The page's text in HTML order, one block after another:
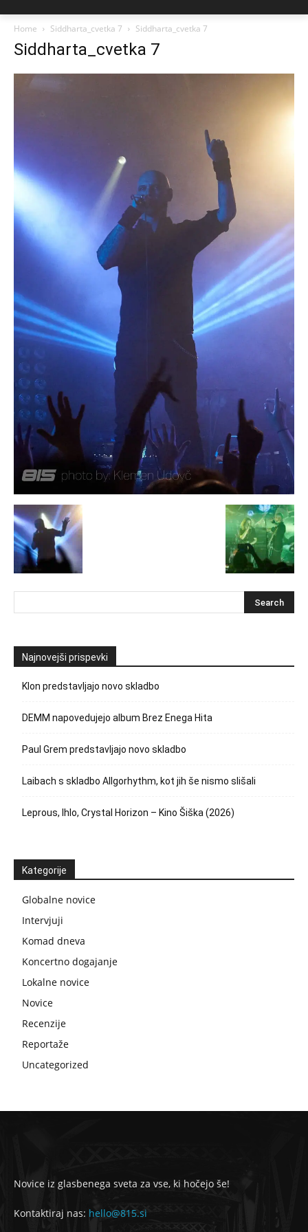
Home Siddharta_cvetka 7 Siddharta_cvetka 7
Siddharta_cvetka 7
Najnovejši prispevki
Klon predstavljajo novo skladbo
DEMM napovedujejo album Brez Enega Hita
Paul Grem predstavljajo novo skladbo
Laibach s skladbo Allgorhythm, kot jih še nismo slišali
Leprous, Ihlo, Crystal Horizon – Kino Šiška (2026)
Kategorije
Globalne novice
Intervjuji
Komad dneva
Koncertno dogajanje
Lokalne novice
Novice
Recenzije
Reportaže
Uncategorized
Novice iz glasbenega sveta za vse, ki hočejo še!
Kontaktiraj nas: hello@815.si